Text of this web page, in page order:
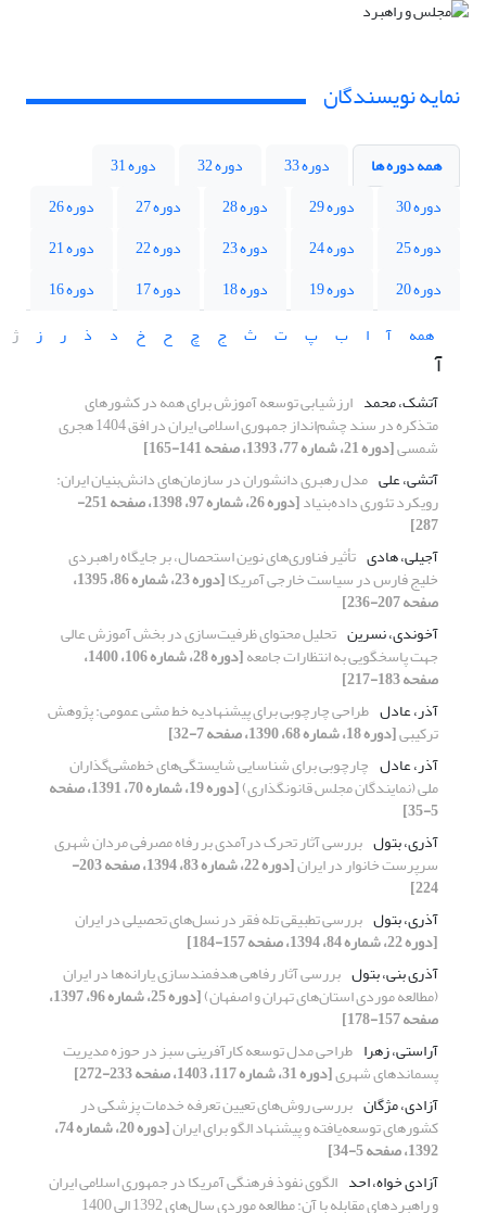
نمایه نویسندگان
همه دوره ها دوره 33 دوره 32
دوره 31
دوره 30
دوره 29 دوره 28 دوره 27
دوره 26
دوره 25
دوره 24 دوره 23 دوره 22
دوره 21
دوره 20
دوره 19 دوره 18 دوره 17
دوره 16
همه
آ ا ب پ ت ث ج چ ح خ د ذ ر ز ژ
آ
آتشک، محمد ارزشیابی توسعه آموزش برای همه در کشورهای
متذکره در سند چشم‌‌انداز جمهوری اسلامی ایران در افق 1404 هجری
شمسی[دوره 21، شماره 77، 1393، صفحه 141-165]
آتشی، علی مدل رهبری دانشوران در سازمان‌های دانش‌بنیان ایران:
رویکرد تئوری داده‌بنیاد [دوره 26، شماره 97، 1398، صفحه 251-
287]
آجیلی، هادی تأثیر فناوری‌های نوین استحصال، بر جایگاه راهبردی
خلیج فارس در سیاست خارجی آمریکا [دوره 23، شماره 86، 1395،
صفحه 207-236]
آخوندی، نسرین تحلیل محتوای ظرفیت‌سازی در بخش آموزش عالی
جهت پاسخگویی به انتظارات جامعه [دوره 28، شماره 106، 1400،
صفحه 183-217]
آذر، عادل طراحی چارچوبی برای پیشنهادیه خط مشی عمومی: پژوهش
ترکیبی[دوره 18، شماره 68، 1390، صفحه 7-32]
آذر، عادل چارچوبی برای شناسایی شایستگی‌های خط‌مشی‌گذاران
ملی (نمایندگان مجلس قانونگذاری) [دوره 19، شماره 70، 1391، صفحه
5-35]
آذری، بتول بررسی آثار تحرک درآمدی بر رفاه مصرفی مردان شهری
سرپرست خانوار در ایران [دوره 22، شماره 83، 1394، صفحه 203-
224]
آذری، بتول بررسی تطبیقی تله‌ فقر در نسل‌های تحصیلی در ایران
[دوره 22، شماره 84، 1394، صفحه 157-184]
آذری بنی، بتول بررسی آثار رفاهی هدفمندسازی یارانه‌ها در ایران
(مطالعه موردی استان‌های تهران و اصفهان) [دوره 25، شماره 96، 1397،
صفحه 157-178]
آراستی، زهرا طراحی مدل توسعه کارآفرینی سبز در حوزه مدیریت
پسماندهای شهری[دوره 31، شماره 117، 1403، صفحه 233-272]
آزادی، مژگان بررسی روش‌های تعیین تعرفه خدمات پزشکی در
کشورهای توسعه‌یافته و پیشنهاد الگو برای ایران [دوره 20، شماره 74،
1392، صفحه 5-34]
آزادی خواه، احد الگوی نفوذ فرهنگی آمریکا در جمهوری اسلامی ایران
و راهبردهای مقابله با آن: مطالعه موردی سال‌های 1392 الی 1400